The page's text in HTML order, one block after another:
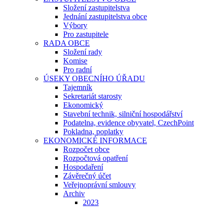
Složení zastupitelstva
Jednání zastupitelstva obce
Výbory
Pro zastupitele
RADA OBCE
Složení rady
Komise
Pro radní
ÚSEKY OBECNÍHO ÚŘADU
Tajemník
Sekretariát starosty
Ekonomický
Stavební technik, silniční hospodářství
Podatelna, evidence obyvatel, CzechPoint
Pokladna, poplatky
EKONOMICKÉ INFORMACE
Rozpočet obce
Rozpočtová opatření
Hospodaření
Závěrečný účet
Veřejnoprávní smlouvy
Archiv
2023